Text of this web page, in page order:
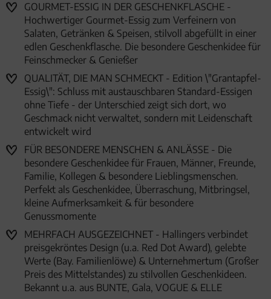
GOURMET-ESSIG IN DER GESCHENKFLASCHE -
Hochwertiger Gourmet-Essig zum Verfeinern von
Salaten, Getränken & Speisen, stilvoll abgefüllt in einer
edlen Geschenkflasche. Die besondere Geschenkidee für
Feinschmecker & Genießer
QUALITÄT, DIE MAN SCHMECKT - Edition \"Grantapfel-
Essig\": Schluss mit austauschbaren Standard-Essigen
ohne Tiefe - der Unterschied zeigt sich dort, wo
Geschmack nicht verwaltet, sondern mit Leidenschaft
entwickelt wird
FÜR BESONDERE MENSCHEN & ANLÄSSE - Die
besondere Geschenkidee für Frauen, Männer, Freunde,
Familie, Kollegen & besondere Lieblingsmenschen.
Perfekt als Geschenkidee, Überraschung, Mitbringsel,
kleine Aufmerksamkeit & für besondere
Genussmomente
MEHRFACH AUSGEZEICHNET - Hallingers verbindet
preisgekröntes Design (u.a. Red Dot Award), gelebte
Werte (Bay. Familienlöwe) & Unternehmertum (Großer
Preis des Mittelstandes) zu stilvollen Geschenkideen.
Bekannt u.a. aus BUNTE, Gala, VOGUE & ELLE